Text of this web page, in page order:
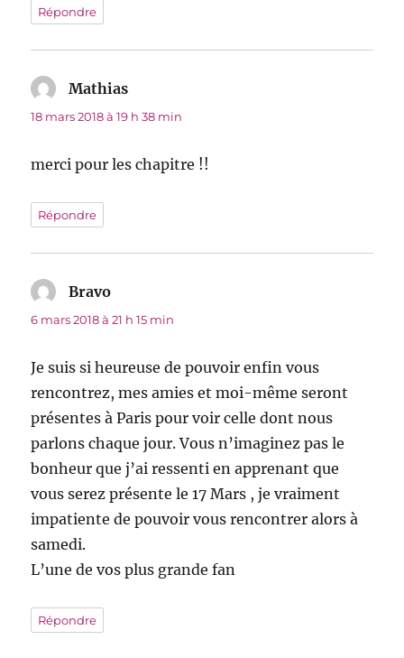
Répondre
Mathias
18 mars 2018 à 19 h 38 min
merci pour les chapitre !!
Répondre
Bravo
6 mars 2018 à 21 h 15 min
Je suis si heureuse de pouvoir enfin vous
rencontrez, mes amies et moi-même seront
présentes à Paris pour voir celle dont nous
parlons chaque jour. Vous n’imaginez pas le
bonheur que j’ai ressenti en apprenant que
vous serez présente le 17 Mars , je vraiment
impatiente de pouvoir vous rencontrer alors à
samedi.
L’une de vos plus grande fan
Répondre